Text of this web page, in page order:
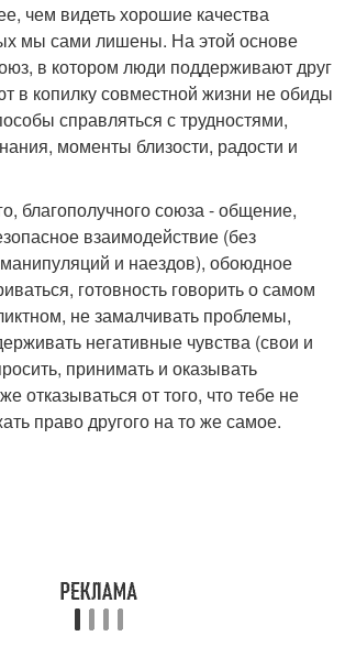
чем видеть хорошие качества
мы сами лишены. На этой основе
в котором люди поддерживают друг
в копилку совместной жизни не обиды
справляться с трудностями,
моменты близости, радости и
благополучного союза - общение,
взаимодействие (без
и наездов), обоюдное
готовность говорить о самом
не замалчивать проблемы,
негативные чувства (свои и
принимать и оказывать
отказываться от того, что тебе не
право другого на то же самое.